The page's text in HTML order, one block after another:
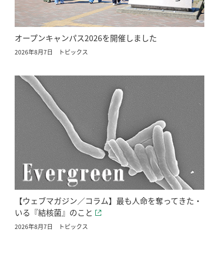
オープンキャンパス2026を開催しました
2026年8月7日 トピックス
【ウェブマガジン／コラム】最も人命を奪ってきた・
いる『結核菌』のこと
2026年8月7日 トピックス